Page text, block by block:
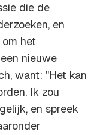
die de
en
het
nieuwe
want: "Het kan
Ik zou
en spreek